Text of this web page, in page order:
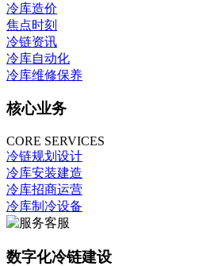
冷库造价
焦点时刻
冷链资讯
冷库自动化
冷库维修保养
核心业务
CORE SERVICES
冷链规划设计
冷库安装建造
冷库招商运营
冷库制冷设备
数字化冷链建设